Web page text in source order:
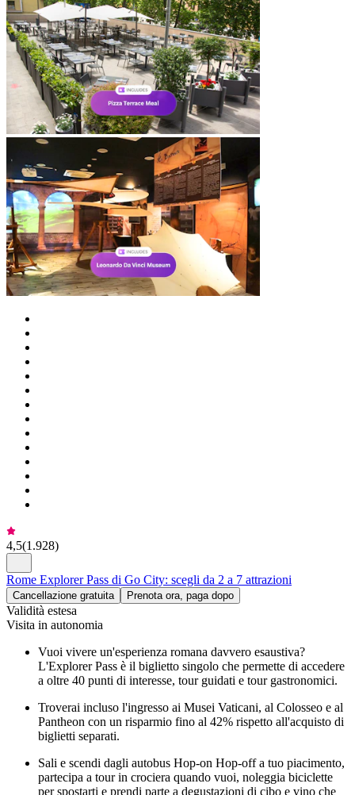
4,5(1.928)
Rome Explorer Pass di Go City: scegli da 2 a 7 attrazioni
Cancellazione gratuita Prenota ora, paga dopo
Validità estesa
Visita in autonomia
Vuoi vivere un'esperienza romana davvero esaustiva?
L'Explorer Pass è il biglietto singolo che permette di accedere
a oltre 40 punti di interesse, tour guidati e tour gastronomici.
Troverai incluso l'ingresso ai Musei Vaticani, al Colosseo e al
Pantheon con un risparmio fino al 42% rispetto all'acquisto di
biglietti separati.
Sali e scendi dagli autobus Hop-on Hop-off a tuo piacimento,
partecipa a tour in crociera quando vuoi, noleggia biciclette
per spostarti e prendi parte a degustazioni di cibo e vino che